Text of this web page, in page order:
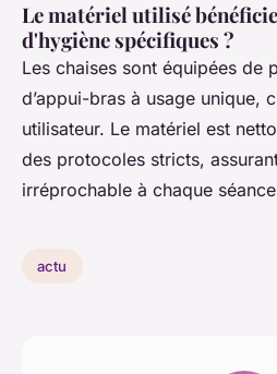
Le matériel utilisé
d'hygiène spécifiques ?
Les chaises sont équipées de
d’appui-bras à usage unique,
utilisateur. Le matériel est
des protocoles stricts,
irréprochable à chaque
actu